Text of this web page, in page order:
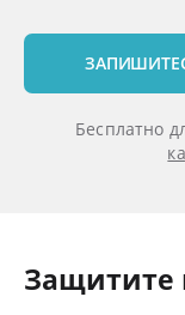
Бесплатно
Защитите